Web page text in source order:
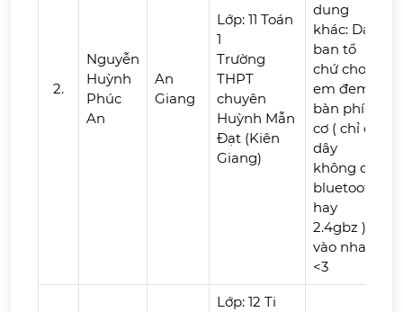
2.
Nguyễn
Huỳnh
Phúc
An
An
Giang
Lớp: 11 Toán
1
Trường
THPT
chuyên
Huỳnh Mẫn
Đạt (Kiên
Giang)
dung
khác: Dạ
ban tổ
chứ cho
em đem
bàn phím
cơ ( chỉ có
dây
không có
bluetooth
hay
2.4gbz )
vào nha
<3
Lớp: 12 Ti